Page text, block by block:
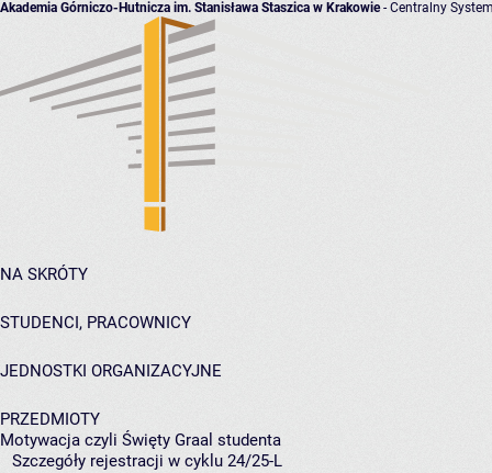
Akademia Górniczo-Hutnicza im. Stanisława Staszica w Krakowie- Centralny
NA SKRÓTY
STUDENCI, PRACOWNICY
JEDNOSTKI ORGANIZACYJNE
PRZEDMIOTY
Motywacja czyli Święty Graal studenta
Szczegóły rejestracji w cyklu 24/25-L